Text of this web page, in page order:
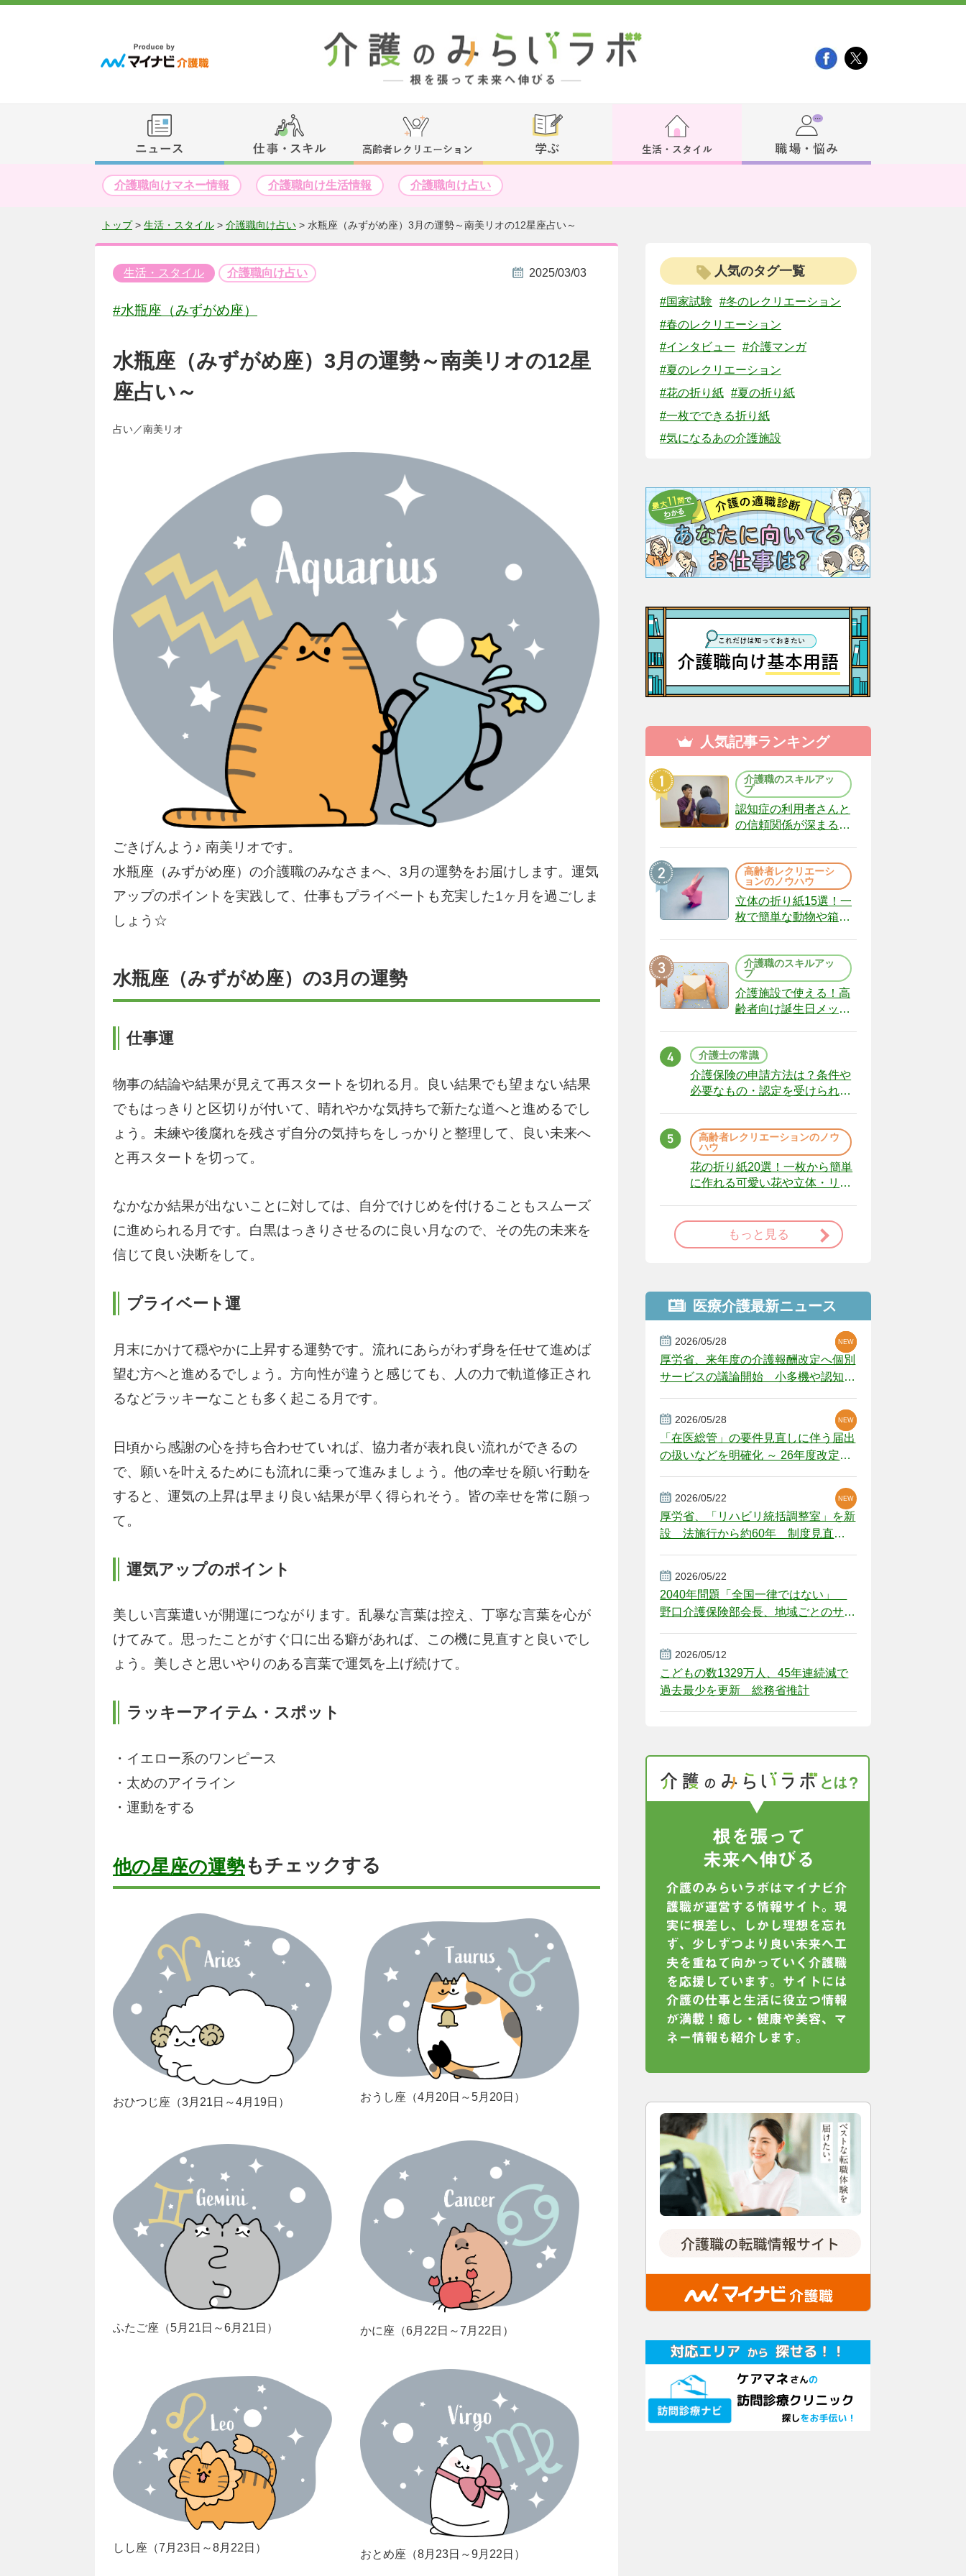
介護職向けマネー情報 介護職向け生活情報 介護職向け占い
トップ> 生活・スタイル > 介護職向け占い > 水瓶座（みずがめ座）3月の運勢～南美リオの12星座占い～
生活・スタイル 介護職向け占い 2025/03/03
#水瓶座（みずがめ座）
水瓶座（みずがめ座）3月の運勢～南美リオの12星
座占い～
占い／南美リオ
ごきげんよう♪ 南美リオです。
水瓶座（みずがめ座）の介護職のみなさまへ、3月の運勢をお届けします。運気
アップのポイントを実践して、仕事もプライベートも充実した1ヶ月を過ごしま
しょう☆
水瓶座（みずがめ座）の3月の運勢
仕事運
物事の結論や結果が見えて再スタートを切れる月。良い結果でも望まない結果
でもはっきりと区切りが付いて、晴れやかな気持ちで新たな道へと進めるでし
ょう。未練や後腐れを残さず自分の気持ちをしっかりと整理して、良い未来へ
と再スタートを切って。
なかなか結果が出ないことに対しては、自分でけじめを付けることもスムーズ
に進められる月です。白黒はっきりさせるのに良い月なので、その先の未来を
信じて良い決断をして。
プライベート運
月末にかけて穏やかに上昇する運勢です。流れにあらがわず身を任せて進めば
望む方へと進めるでしょう。方向性が違うと感じても、人の力で軌道修正され
るなどラッキーなことも多く起こる月です。
日頃から感謝の心を持ち合わせていれば、協力者が表れ良い流れができるの
で、願いを叶えるためにも流れに乗って進みましょう。他の幸せを願い行動を
すると、運気の上昇は早まり良い結果が早く得られそう。皆の幸せを常に願っ
て。
運気アップのポイント
美しい言葉遣いが開運につながります。乱暴な言葉は控え、丁寧な言葉を心が
けてみて。思ったことがすぐ口に出る癖があれば、この機に見直すと良いでし
ょう。美しさと思いやりのある言葉で運気を上げ続けて。
ラッキーアイテム・スポット
・イエロー系のワンピース
・太めのアイライン
・運動をする
他の星座の運勢もチェックする
おひつじ座（3月21日～4月19日） おうし座（4月20日～5月20日）
ふたご座（5月21日～6月21日） かに座（6月22日～7月22日）
しし座（7月23日～8月22日）
おとめ座（8月23日～9月22日）
人気のタグ一覧
#国家試験
#冬のレクリエーション
#春のレクリエーション
#インタビュー
#介護マンガ
#夏のレクリエーション
#花の折り紙 #夏の折り紙
#一枚でできる折り紙
#気になるあの介護施設
人気記事ランキング
介護職のスキルアッ
プ
認知症の利用者さんと
の信頼関係が深まる声
（22）
高齢者レクリエーシ
ョンのノウハウ
立体の折り紙15選！一
枚で簡単な動物や箱、
介護職のスキルアッ
プ
介護施設で使える！高
齢者向け誕生日メッセ
介護士の常識
介護保険の申請方法は？条件や
必要なもの・認定を受けられな
高齢者レクリエーションのノウ
ハウ
花の折り紙20選！一枚から簡単
に作れる可愛い花や立体・リー
もっと見る
医療介護最新ニュース
2026/05/28
厚労省、来年度の介護報酬改定へ個別
サービスの議論開始 小多機や認知症
NEW
NEW
NEW
2026/05/28
「在医総管」の要件見直しに伴う届出
の扱いなどを明確化 ～ 26年度改定疑
NEW
NEW
2026/05/22
厚労省、「リハビリ統括調整室」を新
設 法施行から約60年 制度見直し
NEW
2026/05/22
2040年問題「全国一律ではない」
野口介護保険部会長、地域ごとのサー
2026/05/12
こどもの数1329万人、45年連続減で
過去最少を更新 総務省推計